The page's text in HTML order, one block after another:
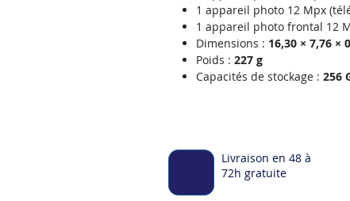
1 appareil photo 12 Mpx
1 appareil photo frontal 12
Dimensions : 16,30 × 7,76 ×
Poids : 227 g
Capacités de stockage : 256
Livraison en 48 à
72h gratuite